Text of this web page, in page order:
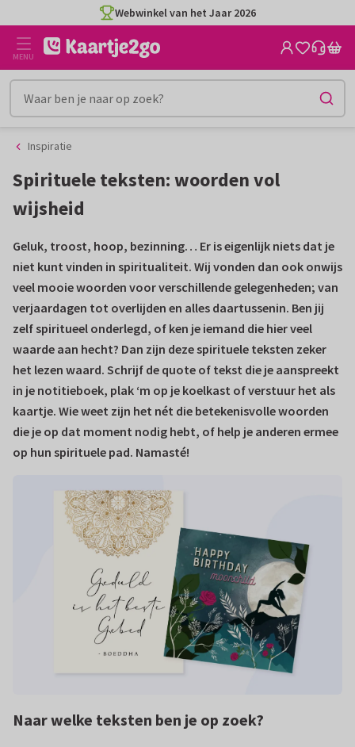
naar
inhoud
naar
het
filter
CO2-neutraal gedrukt
MENU
Inspiratie
Spirituele teksten: woorden vol
wijsheid
Geluk, troost, hoop, bezinning… Er is eigenlijk niets dat je
niet kunt vinden in spiritualiteit. Wij vonden dan ook onwijs
veel mooie woorden voor verschillende gelegenheden; van
verjaardagen tot overlijden en alles daartussenin. Ben jij
zelf spiritueel onderlegd, of ken je iemand die hier veel
waarde aan hecht? Dan zijn deze spirituele teksten zeker
het lezen waard. Schrijf de quote of tekst die je aanspreekt
in je notitieboek, plak ‘m op je koelkast of verstuur het als
kaartje. Wie weet zijn het nét die betekenisvolle woorden
die je op dat moment nodig hebt, of help je anderen ermee
op hun spirituele pad. Namasté!
Naar welke teksten ben je op zoek?